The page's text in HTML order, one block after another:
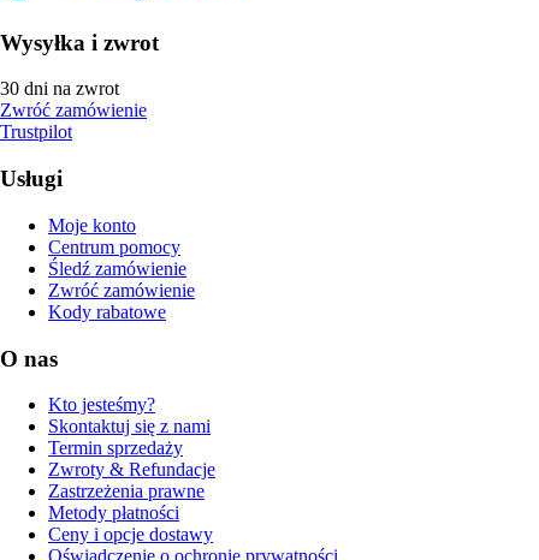
Wysyłka i zwrot
30 dni na zwrot
Zwróć zamówienie
Trustpilot
Usługi
Moje konto
Centrum pomocy
Śledź zamówienie
Zwróć zamówienie
Kody rabatowe
O nas
Kto jesteśmy?
Skontaktuj się z nami
Termin sprzedaży
Zwroty & Refundacje
Zastrzeżenia prawne
Metody płatności
Ceny i opcje dostawy